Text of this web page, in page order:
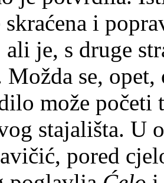
i
je, s druge
Možda se,
može početi
stajališta. U
pored